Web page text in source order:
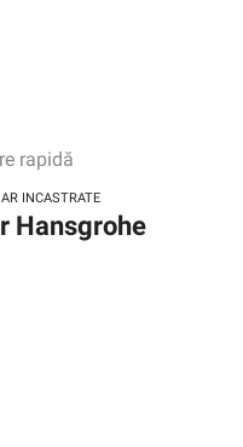
rapidă
INCASTRATE
Hansgrohe